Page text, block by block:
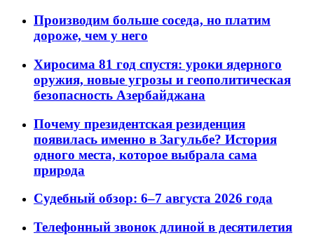
Производим больше соседа, но платим
дороже, чем у него
Хиросима 81 год спустя: уроки ядерного
оружия, новые угрозы и геополитическая
безопасность Азербайджана
Почему президентская резиденция
появилась именно в Загульбе? История
одного места, которое выбрала сама
природа
Судебный обзор: 6–7 августа 2026 года
Телефонный звонок длиной в десятилетия